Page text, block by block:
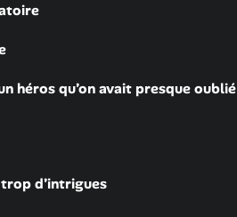
héros qu’on avait presque oublié
d’intrigues